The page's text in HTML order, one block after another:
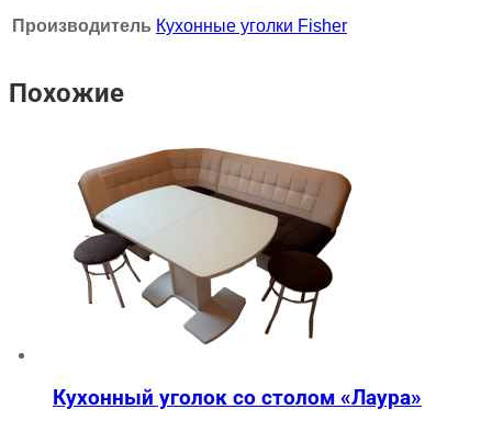
Производитель Кухонные уголки Fisher
Похожие
Кухонный уголок со столом «Лаура»